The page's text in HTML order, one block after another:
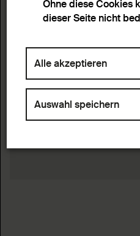
Ohne diese Cookies
dieser Seite nicht
Alle akzeptieren
Auswahl speichern